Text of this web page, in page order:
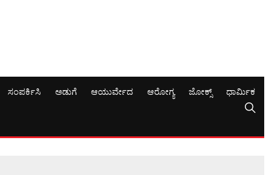
ಸಂಪರ್ಕಿಸಿ ಅಡುಗೆ ಆಯುರ್ವೇದ ಆರೋಗ್ಯ ಜೋಕ್ಸ್ ಧಾರ್ಮಿಕ